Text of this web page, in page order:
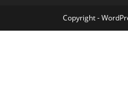
Copyright -